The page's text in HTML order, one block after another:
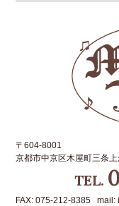
〒604-8001
京都市中京区木屋町三条
TEL.
FAX: 075-212-8385 mail: